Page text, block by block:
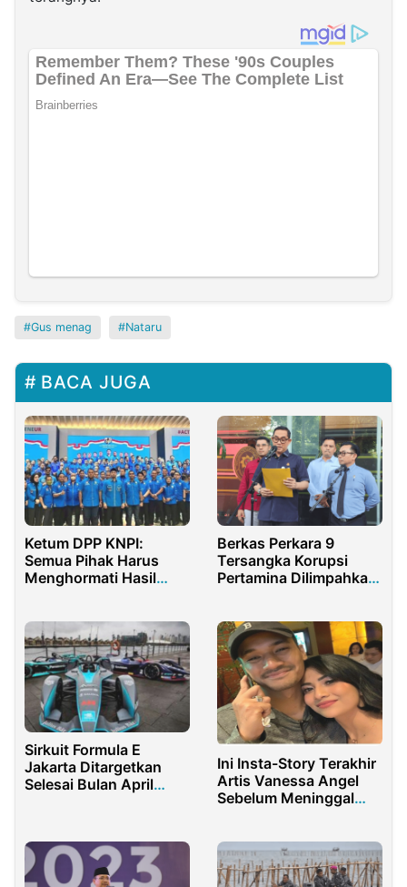
Gus menag Nataru
BACA JUGA
Ketum DPP KNPI:
Semua Pihak Harus
Menghormati Hasil
Berkas Perkara 9
Tersangka Korupsi
Pertamina Dilimpahkan
Sirkuit Formula E
Jakarta Ditargetkan
Selesai Bulan April
Ini Insta-Story Terakhir
Artis Vanessa Angel
Sebelum Meninggal